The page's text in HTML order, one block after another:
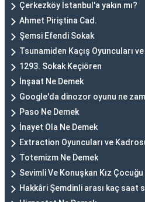
Çerkezköy İstanbul'a yakın mı?
Ahmet Piriştina Cad.
Şemsi Efendi Sokak
Tsunamiden Kaçış Oyuncuları
1293. Sokak Keçiören
İnşaat Ne Demek
Google'da dinozor oyunu ne
Paso Ne Demek
İnayet Ola Ne Demek
Extraction Oyuncuları ve
Totemizm Ne Demek
Sevimli Ve Konuşkan Kız Çocuğu
Hakkâri Şemdinli arası kaç saat